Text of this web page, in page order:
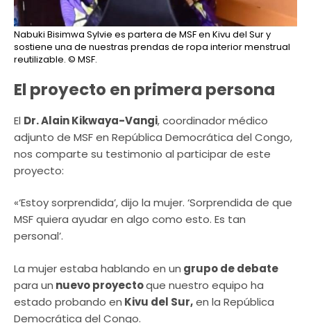
Nabuki Bisimwa Sylvie es partera de MSF en Kivu del Sur y
sostiene una de nuestras prendas de ropa interior menstrual
reutilizable. © MSF.
El proyecto en primera persona
El Dr. Alain Kikwaya-Vangi, coordinador médico
adjunto de MSF en República Democrática del Congo,
nos comparte su testimonio al participar de este
proyecto:
«‘Estoy sorprendida’, dijo la mujer. ‘Sorprendida de que
MSF quiera ayudar en algo como esto. Es tan
personal’.
La mujer estaba hablando en un grupo de debate
para un nuevo proyectoque nuestro equipo ha
estado probando en Kivu del Sur,en la República
Democrática del Congo.